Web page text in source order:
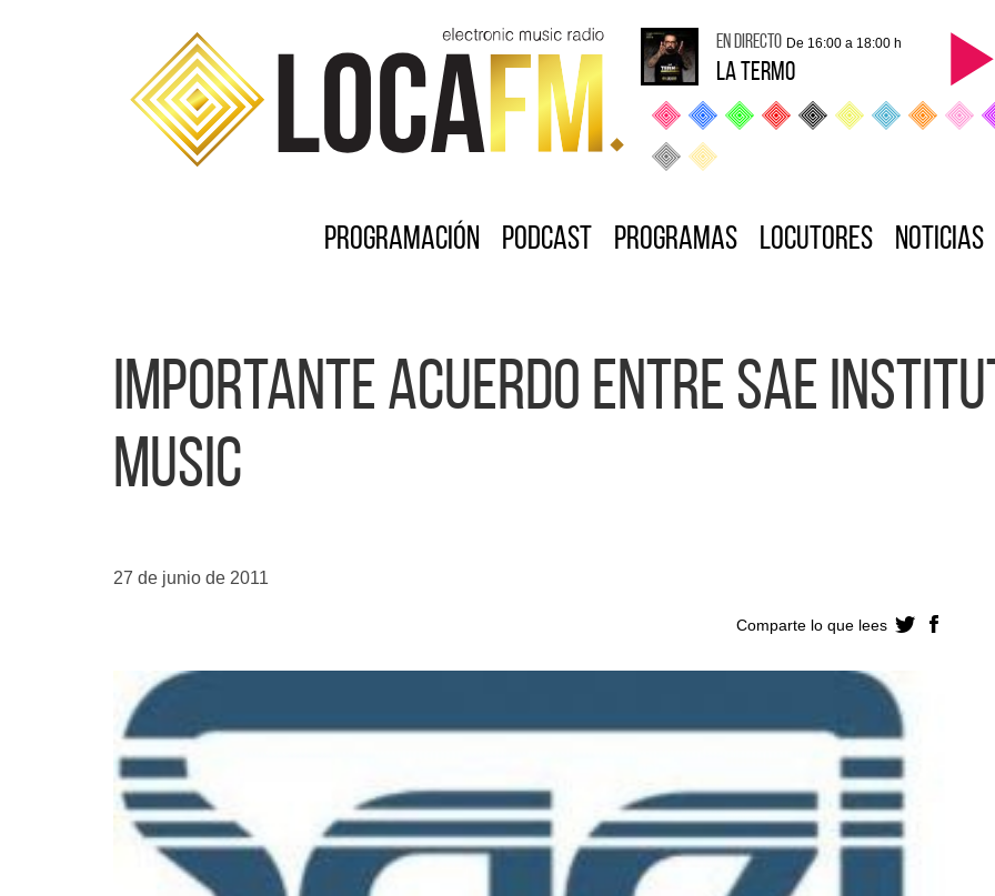
en directo De 16:00 a 18:00 h
LA TERMO
Programación Podcast Programas Locutores Noticias
Importante acuerdo entre SAE
Music
27 de junio de 2011
Comparte lo que lees